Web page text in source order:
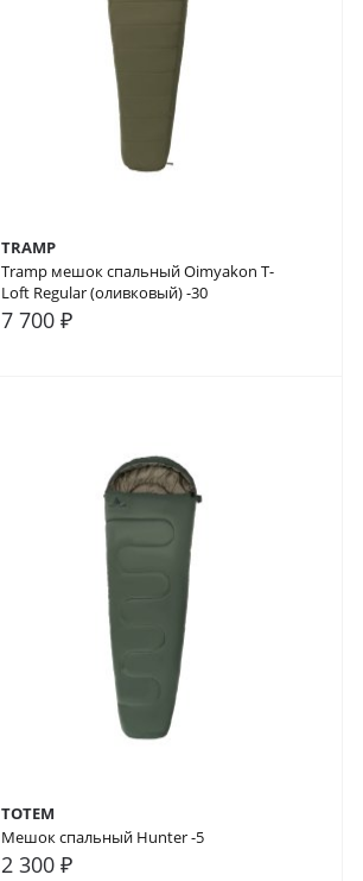
TRAMP
Tramp мешок спальный Oimyakon T-
Loft Regular (оливковый) -30
7 700 ₽В сравнение
TOTEM
Мешок спальный Hunter -5
2 300 ₽